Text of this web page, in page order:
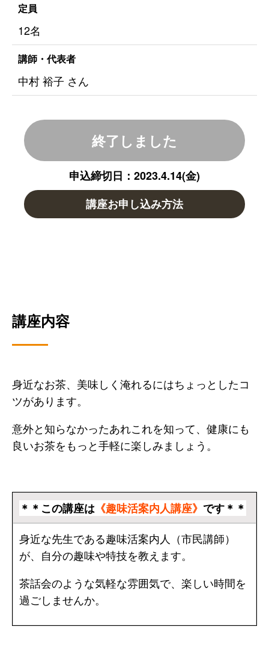
講座内容
身近なお茶、美味しく淹れるにはちょっとしたコ
ツがあります。
意外と知らなかったあれこれを知って、健康にも
良いお茶をもっと手軽に楽しみましょう。
＊＊この講座は 《趣味活案内人講座》 です＊＊
身近な先生である趣味活案内人（市民講師）
が、自分の趣味や特技を教えます。
茶話会のような気軽な雰囲気で、楽しい時間を
過ごしませんか。
定員
12名
講師・代表者
中村 裕子 さん
終了しました
申込締切日：2023.4.14(金)
講座お申し込み方法